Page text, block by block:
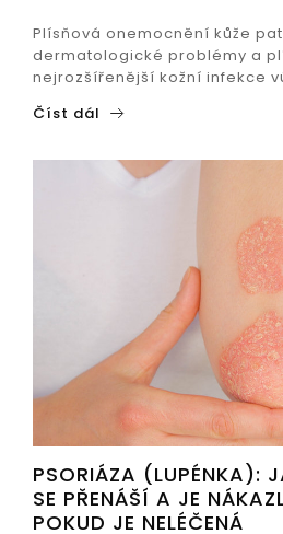
Plísňová onemocnění kůže
dermatologické problémy a
nejrozšířenější kožní infekce
Číst dál
PSORIÁZA (LUPÉNKA):
SE PŘENÁŠÍ A JE
POKUD JE NELÉČENÁ